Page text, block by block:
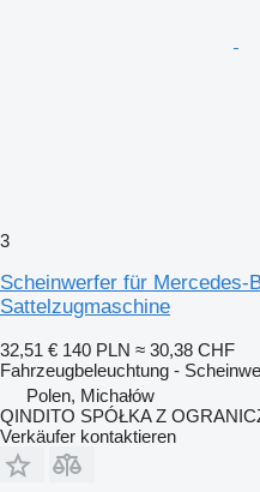
3
Scheinwerfer für Mercedes-
Sattelzugmaschine
32,51 € 140 PLN ≈ 30,38 CHF
Fahrzeugbeleuchtung -
Polen, Michałów
QINDITO SPÓŁKA Z
Verkäufer kontaktieren